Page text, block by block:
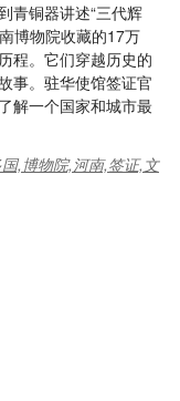
青铜器讲述“三代辉
博物院收藏的17万
程。它们穿越历史的
事。驻华使馆签证官
解一个国家和城市最
,博物院,河南,签证,文